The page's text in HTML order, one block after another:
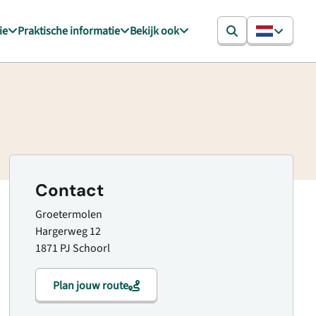
Praktische informatie Bekijk ook
Contact
Groetermolen
Hargerweg 12
1871 PJ Schoorl
Plan jouw route